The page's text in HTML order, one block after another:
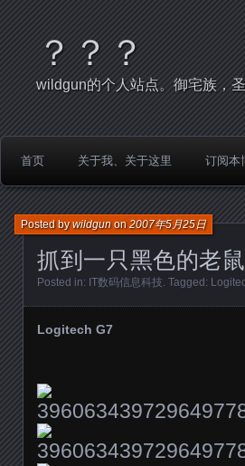
？？？
wildgun的个人站点。御宅族，
首页 关于我、关于这里 订阅本
抓到一只黑色的老
Posted bywildgunon2007年5月25日
Posted in: IT数码信息科技. Tagged:
Logitech G7